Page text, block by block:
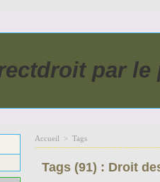
par le
Accueil > Tags
Tags (91) : Droit